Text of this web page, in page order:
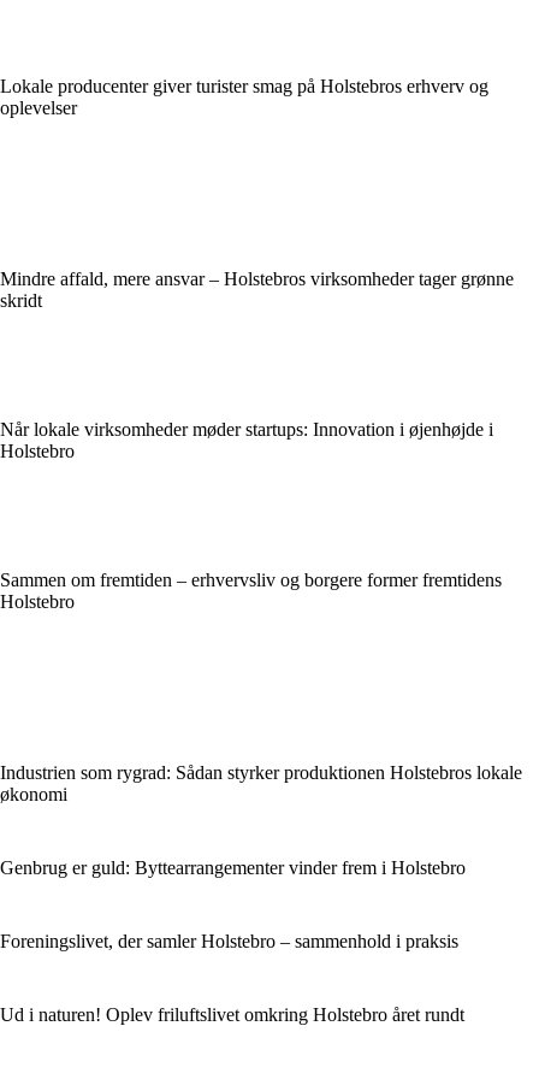
Lokale producenter giver turister smag på Holstebros erhverv og
oplevelser
Mindre affald, mere ansvar – Holstebros virksomheder tager grønne
skridt
Når lokale virksomheder møder startups: Innovation i øjenhøjde i
Holstebro
Sammen om fremtiden – erhvervsliv og borgere former fremtidens
Holstebro
Industrien som rygrad: Sådan styrker produktionen Holstebros lokale
økonomi
Genbrug er guld: Byttearrangementer vinder frem i Holstebro
Foreningslivet, der samler Holstebro – sammenhold i praksis
Ud i naturen! Oplev friluftslivet omkring Holstebro året rundt